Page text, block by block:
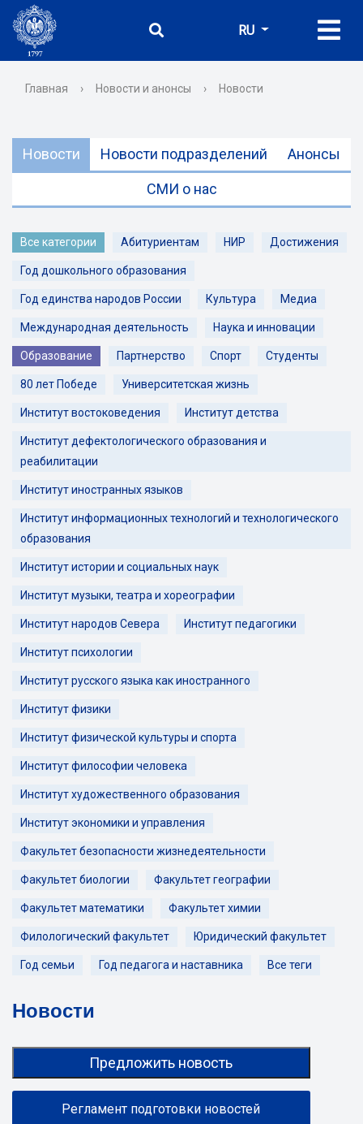
RU
Главная › Новости и анонсы › Новости
Новости Новости подразделений Анонсы
СМИ о нас
Все категории Абитуриентам НИР Достижения
Год дошкольного образования
Год единства народов России Культура Медиа
Международная деятельность Наука и инновации
Образование Партнерство Спорт Студенты
80 лет Победе Университетская жизнь
Институт востоковедения Институт детства
Институт дефектологического образования и
реабилитации
Институт иностранных языков
Институт информационных технологий и технологического
образования
Институт истории и социальных наук
Институт музыки, театра и хореографии
Институт народов Севера Институт педагогики
Институт психологии
Институт русского языка как иностранного
Институт физики
Институт физической культуры и спорта
Институт философии человека
Институт художественного образования
Институт экономики и управления
Факультет безопасности жизнедеятельности
Факультет биологии Факультет географии
Факультет математики Факультет химии
Филологический факультет Юридический факультет
Год семьи Год педагога и наставника Все теги
Новости
Предложить новость
Регламент подготовки новостей